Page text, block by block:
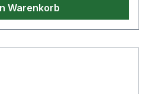
Warenkorb